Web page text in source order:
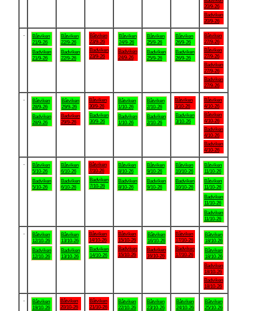
20/9-26
Badviken
20/9-26
Båtviken
21/9-26
Badviken
21/9-26
Båtviken
22/9-26
Badviken
22/9-26
Båtviken
23/9-26
Badviken
23/9-26
Båtviken
24/9-26
Badviken
24/9-26
Båtviken
25/9-26
Badviken
25/9-26
Båtviken
26/9-26
Badviken
26/9-26
Båtviken
27/9-26
Båtviken
27/9-26
Badviken
27/9-26
Badviken
27/9-26
Båtviken
28/9-26
Badviken
28/9-26
Båtviken
29/9-26
Badviken
29/9-26
Båtviken
30/9-26
Badviken
30/9-26
Båtviken
1/10-26
Badviken
1/10-26
Båtviken
2/10-26
Badviken
2/10-26
Båtviken
3/10-26
Badviken
3/10-26
Båtviken
4/10-26
Båtviken
4/10-26
Badviken
4/10-26
Badviken
4/10-26
Båtviken
5/10-26
Badviken
5/10-26
Båtviken
6/10-26
Badviken
6/10-26
Båtviken
7/10-26
Badviken
7/10-26
Båtviken
8/10-26
Badviken
8/10-26
Båtviken
9/10-26
Badviken
9/10-26
Båtviken
10/10-26
Badviken
10/10-26
Båtviken
11/10-26
Båtviken
11/10-26
Badviken
11/10-26
Badviken
11/10-26
Båtviken
12/10-26
Badviken
12/10-26
Båtviken
13/10-26
Badviken
13/10-26
Båtviken
14/10-26
Badviken
14/10-26
Båtviken
15/10-26
Badviken
15/10-26
Båtviken
16/10-26
Badviken
16/10-26
Båtviken
17/10-26
Badviken
17/10-26
Båtviken
18/10-26
Båtviken
18/10-26
Badviken
18/10-26
Badviken
18/10-26
Båtviken
19/10-26
Båtviken
20/10-26
Båtviken
21/10-26
Båtviken
22/10-26
Båtviken
23/10-26
Båtviken
24/10-26
Båtviken
25/10-26